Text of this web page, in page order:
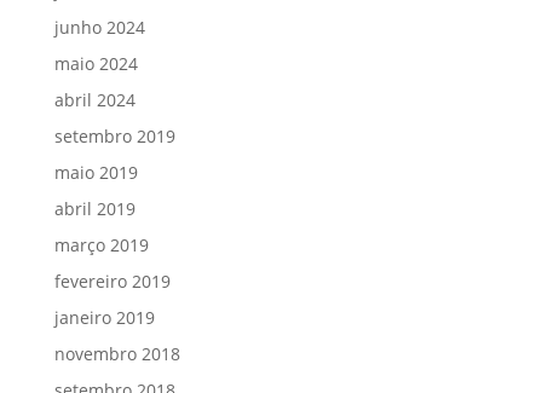
junho 2024
maio 2024
abril 2024
setembro 2019
maio 2019
abril 2019
março 2019
fevereiro 2019
janeiro 2019
novembro 2018